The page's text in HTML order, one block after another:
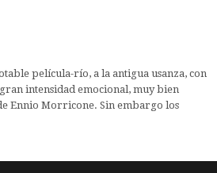
película-río, a la antigua usanza, con
gran intensidad emocional, muy bien
Ennio Morricone. Sin embargo los